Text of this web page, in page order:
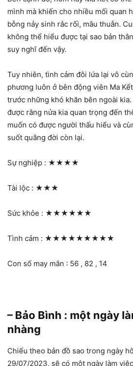
mình mà khiến cho nhiều mối quan
bỗng nảy sinh rắc rối, mâu thuẫn.
không thể hiểu được tại sao bản
suy nghĩ đến vậy.
Tuy nhiên, tình cảm đôi lứa lại vô
phương luôn ở bên động viên Ma
trước những khó khăn bên ngoài
được rằng nửa kia quan trọng đến
muốn có được người thấu hiểu và
suốt quãng đời còn lại.
Sự nghiệp : ★★★★
Tài lộc : ★★★
Sức khỏe : ★★★★★★
Tình cảm : ★★★★★★★★★
Con số may mắn : 56 , 82 , 14
– Bảo Bình : một ngày
nhàng
Chiếu theo bản đồ sao trong ngày
29/07/2023, sẽ có một ngày làm